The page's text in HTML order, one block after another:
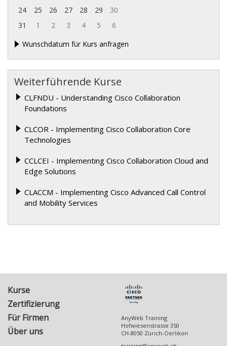
24
25 26 27 28 29
30
31
1 2 3 4 5
6
Wunschdatum für Kurs anfragen
Weiterführende Kurse
CLFNDU - Understanding Cisco Collaboration
Foundations
CLCOR - Implementing Cisco Collaboration Core
Technologies
CCLCEI - Implementing Cisco Collaboration Cloud and
Edge Solutions
CLACCM - Implementing Cisco Advanced Call Control
and Mobility Services
Kurse
Zertifizierung
Für Firmen
Über uns
AnyWeb Training
Hofwiesenstrasse 350
CH-8050 Zürich-Oerlikon